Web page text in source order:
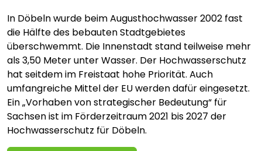
In Döbeln wurde beim Augusthochwasser 2002 fast
die Hälfte des bebauten Stadtgebietes
überschwemmt. Die Innenstadt stand teilweise mehr
als 3,50 Meter unter Wasser. Der Hochwasserschutz
hat seitdem im Freistaat hohe Priorität. Auch
umfangreiche Mittel der EU werden dafür eingesetzt.
Ein „Vorhaben von strategischer Bedeutung“ für
Sachsen ist im Förderzeitraum 2021 bis 2027 der
Hochwasserschutz für Döbeln.